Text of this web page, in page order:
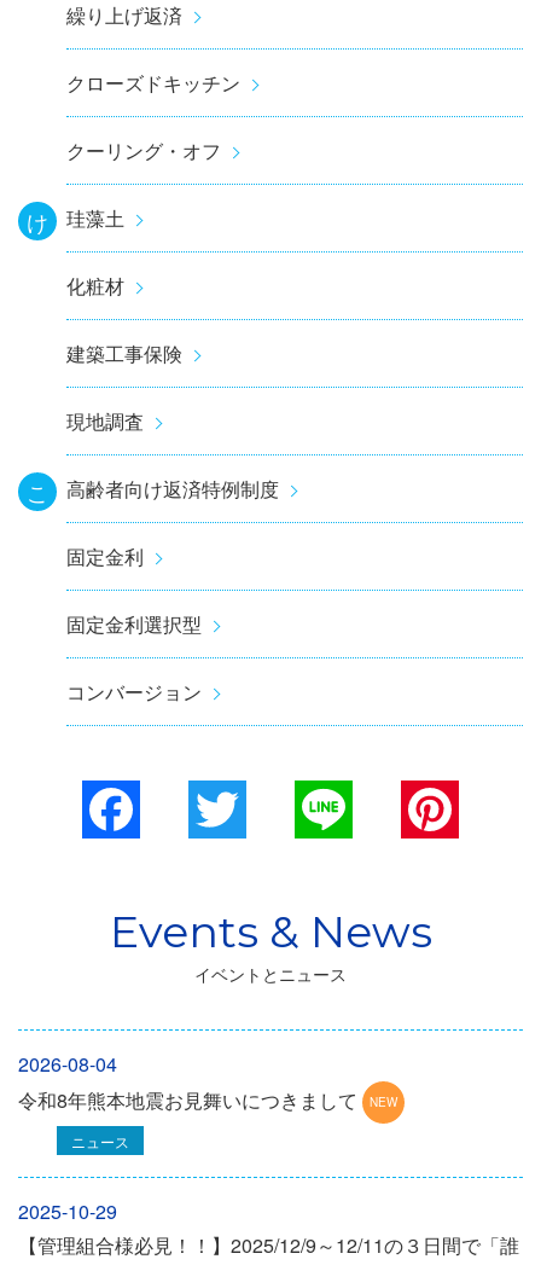
繰り上げ返済
クローズドキッチン
クーリング・オフ
け 珪藻土
化粧材
建築工事保険
現地調査
こ 高齢者向け返済特例制度
固定金利
固定金利選択型
コンバージョン
Facebook
イベントとニュース
2026-08-04
令和8年熊本地震お見舞いにつきまして
ニュース
2025-10-29
【管理組合様必見！！】2025/12/9～12/11の３日間で「誰